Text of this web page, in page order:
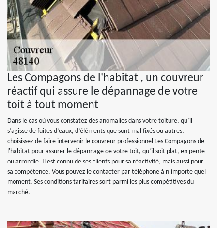
Les Compagons de l'habitat , un couvreur
réactif qui assure le dépannage de votre
toit à tout moment
Dans le cas où vous constatez des anomalies dans votre toiture, qu’il
s’agisse de fuites d’eaux, d’éléments que sont mal fixés ou autres,
choisissez de faire intervenir le couvreur professionnel Les Compagons de
l'habitat pour assurer le dépannage de votre toit, qu’il soit plat, en pente
ou arrondie. Il est connu de ses clients pour sa réactivité, mais aussi pour
sa compétence. Vous pouvez le contacter par téléphone à n’importe quel
moment. Ses conditions tarifaires sont parmi les plus compétitives du
marché.